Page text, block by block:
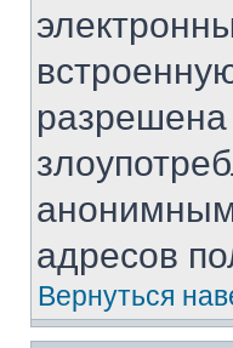
адресов
Вернуться